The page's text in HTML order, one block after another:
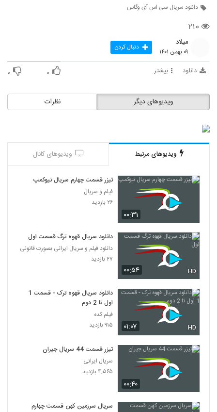
دانلود سریال سی اس آی وگاس
۲۱۰
میلاد
۰۹ بهمن ۱۴۰۱ دنبال کردن
دانلود بیشتر ۰ ۰
نظرات ویدیوهای دیگر
ویدیوهای مرتبط ویدیوهای کانال
۰۰:۳۱
تیزر قسمت چهارم سریال نیوکمپ
فیلم و سریال
۲۶ بازدید
۰۰:۵۴ HD
دانلود سریال قهوه ترگ قسمت اول
دانلود فیلم و سریال ایرانی بصورت قانونی
۲۷ بازدید
۰۱:۰۷ HD
دانلود سریال قهوه ترک - قسمت 1
اول تا 2 دوم
فیلم کده
۹۱۵ بازدید
۰۰:۴۰
تیزر قسمت 44 سریال جیران
سریال ایرانی
۴,۵۶۵ بازدید
سریال سرزمین کهن قسمت چهارم